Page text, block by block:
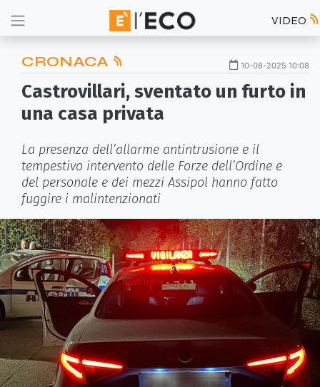
VIDEO
CRONACA 10-08-2025 10:08
Castrovillari, sventato un furto in
una casa privata
La presenza dell’allarme antintrusione e il
tempestivo intervento delle Forze dell’Ordine e
del personale e dei mezzi Assipol hanno fatto
fuggire i malintenzionati